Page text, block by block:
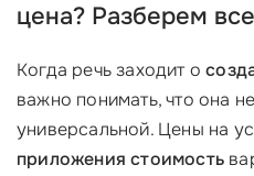
цена? Разберем
Когда речь заходит о
важно понимать, что она
универсальной. Цены на
приложения стоимость